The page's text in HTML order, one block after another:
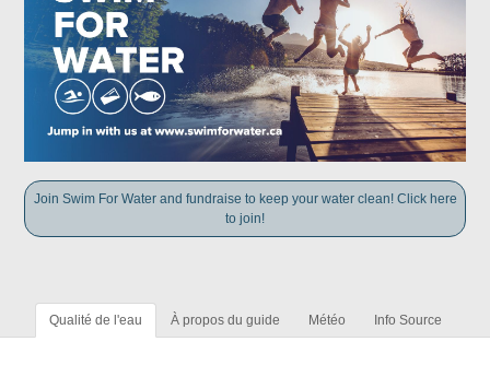
Join Swim For Water and fundraise to keep your water clean! Click here
to join!
Qualité de l'eau À propos du guide Météo Info Source